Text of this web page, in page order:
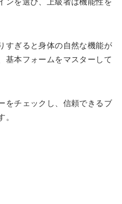
すぎると身体の自然な機能が
基本フォームをマスターして
をチェックし、信頼できるブ